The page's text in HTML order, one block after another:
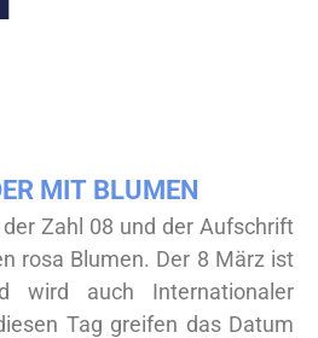
MIT BLUMEN
Zahl 08 und der Aufschrift
rosa Blumen. Der 8 März ist
wird auch Internationaler
Tag greifen das Datum